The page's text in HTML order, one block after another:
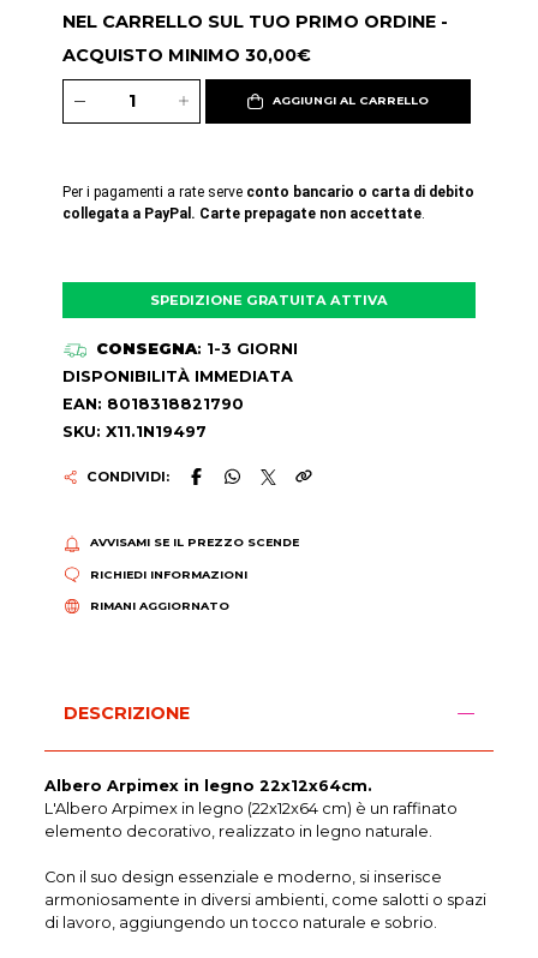
NEL CARRELLO SUL TUO PRIMO ORDINE -
ACQUISTO MINIMO 30,00€
AGGIUNGI AL CARRELLO
Per i pagamenti a rate serve conto bancario o carta di debito
collegata a PayPal. Carte prepagate non accettate.
SPEDIZIONE GRATUITA ATTIVA
CONSEGNA: 1-3 GIORNI
DISPONIBILITÀ IMMEDIATA
EAN: 8018318821790
SKU: X11.1N19497
CONDIVIDI:
AVVISAMI SE IL PREZZO SCENDE
RICHIEDI INFORMAZIONI
RIMANI AGGIORNATO
DESCRIZIONE
Albero Arpimex in legno 22x12x64cm.
L'Albero Arpimex in legno (22x12x64 cm) è un raffinato
elemento decorativo, realizzato in legno naturale.
Con il suo design essenziale e moderno, si inserisce
armoniosamente in diversi ambienti, come salotti o spazi
di lavoro, aggiungendo un tocco naturale e sobrio.